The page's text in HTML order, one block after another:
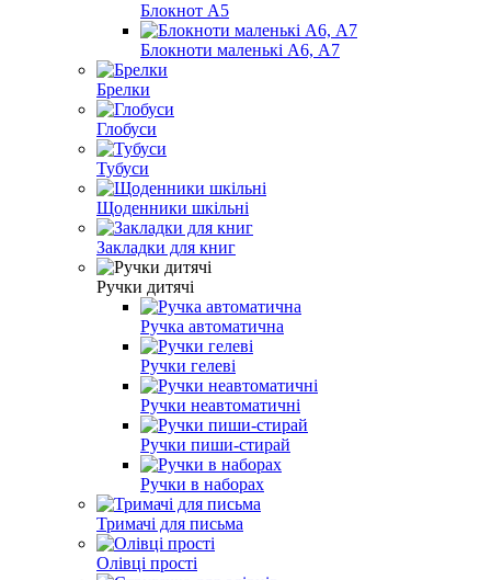
Блокнот А5
Блокноти маленькі А6, А7
Брелки
Глобуси
Тубуси
Щоденники шкільні
Закладки для книг
Ручки дитячі
Ручка автоматична
Ручки гелеві
Ручки неавтоматичні
Ручки пиши-стирай
Ручки в наборах
Тримачі для письма
Олівці прості